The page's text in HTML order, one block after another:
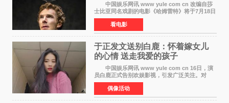
中国娱乐网讯 www yule com cn 改编自莎
士比亚同名戏剧的电影《哈姆雷特》将于7月18日
在中国内地上映。这部跨越四百年的文学经典被
搬上大银幕，为观众带来一场视觉与听觉的双重
盛宴。 《
看电影
于正发文送别白鹿：怀着嫁女儿
的心情 送走我爱的孩子
中国娱乐网讯 www yule com cn 16日，演
员白鹿正式告别欢娱影视，引发广泛关注。对
此，欢娱影视创始人于正在社交平台发文回应，
字里行间流露不舍与祝福。 于正透露，以前
每次有演员到期不
偶像活动